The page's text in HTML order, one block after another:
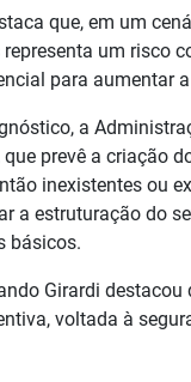
que, em um
representa um risco
para aumentar
a
que prevê a criação
inexistentes ou
a estruturação do
básicos.
Girardi
voltada à